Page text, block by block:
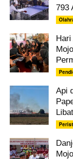
793
Api